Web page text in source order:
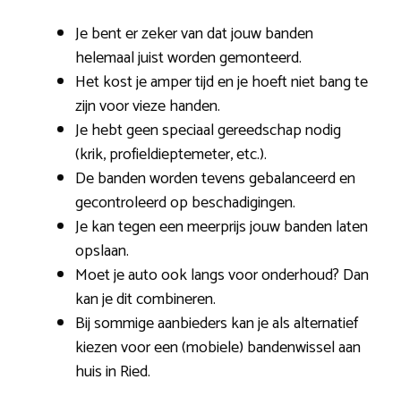
Je bent er zeker van dat jouw banden
helemaal juist worden gemonteerd.
Het kost je amper tijd en je hoeft niet bang te
zijn voor vieze handen.
Je hebt geen speciaal gereedschap nodig
(krik, profieldieptemeter, etc.).
De banden worden tevens gebalanceerd en
gecontroleerd op beschadigingen.
Je kan tegen een meerprijs jouw banden laten
opslaan.
Moet je auto ook langs voor onderhoud? Dan
kan je dit combineren.
Bij sommige aanbieders kan je als alternatief
kiezen voor een (mobiele) bandenwissel aan
huis in Ried.